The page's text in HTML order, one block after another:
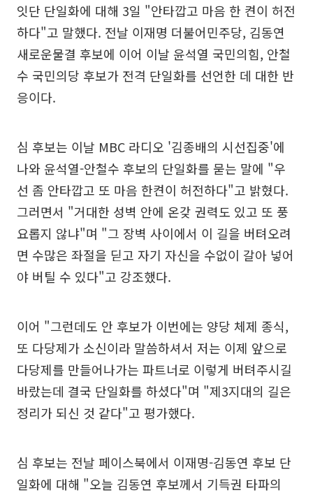
잇단 단일화에 대해 3일 "안타깝고 마음 한 켠이 허전
하다"고 말했다. 전날 이재명 더불어민주당, 김동연
새로운물결 후보에 이어 이날 윤석열 국민의힘, 안철
수 국민의당 후보가 전격 단일화를 선언한 데 대한 반
응이다.
심 후보는 이날 MBC 라디오 '김종배의 시선집중'에
나와 윤석열-안철수 후보의 단일화를 묻는 말에 "우
선 좀 안타깝고 또 마음 한켠이 허전하다"고 밝혔다.
그러면서 "거대한 성벽 안에 온갖 권력도 있고 또 풍
요롭지 않냐"며 "그 장벽 사이에서 이 길을 버텨오려
면 수많은 좌절을 딛고 자기 자신을 수없이 갈아 넣어
야 버틸 수 있다"고 강조했다.
이어 "그런데도 안 후보가 이번에는 양당 체제 종식,
또 다당제가 소신이라 말씀하셔서 저는 이제 앞으로
다당제를 만들어나가는 파트너로 이렇게 버텨주시길
바랐는데 결국 단일화를 하셨다"며 "제3지대의 길은
정리가 되신 것 같다"고 평가했다.
심 후보는 전날 페이스북에서 이재명-김동연 후보 단
일화에 대해 "오늘 김동연 후보께서 기득권 타파의